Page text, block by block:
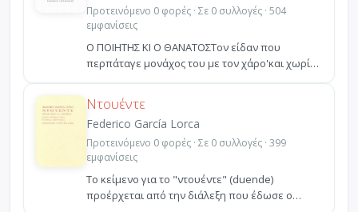
Προτεινόμενο 0 φορές · Σε 0 συλλογές · 504
εμφανίσεις
Ο ΠΟΙΗΤΗΣ ΚΙ Ο ΘΑΝΑΤΟΣΤον είδαν που
περπάταγε μονάχος του με τον χάρο'και χωρίς
Ντουέντε
Federico García Lorca
Προτεινόμενο 0 φορές · Σε 0 συλλογές · 399
εμφανίσεις
Το κείμενο για το "ντουέντε" (duende)
προέρχεται από την διάλεξη που έδωσε ο